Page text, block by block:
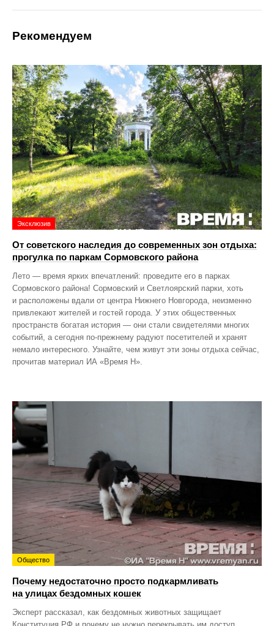
Рекомендуем
Эксклюзив
От советского наследия до современных зон отдыха:
прогулка по паркам Сормовского района
Лето — время ярких впечатлений: проведите его в парках
Сормовского района! Сормовский и Светлоярский парки, хоть
и расположены вдали от центра Нижнего Новгорода, неизменно
привлекают жителей и гостей города. У этих общественных
пространств богатая история — они стали свидетелями многих
событий, а сегодня по‑прежнему радуют посетителей и хранят
немало интересного. Узнайте, чем живут эти зоны отдыха сейчас,
прочитав материал ИА «Время Н».
Общество
Почему недостаточно просто подкармливать
на улицах бездомных кошек
Эксперт рассказал, как бездомных животных защищает